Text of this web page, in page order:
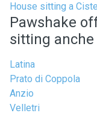
House sitting a
Pawshake
sitting anche
Latina
Prato di Coppola
Anzio
Velletri